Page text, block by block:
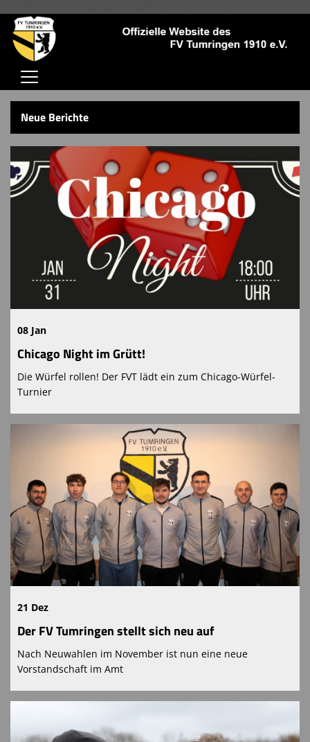
Home
Verein
Jugendschutz
Aktive
Kontaktformular
Sponsoren
Chicago-Night
Hallenturnier
Schiedsrichter
Narrencup
Neue Berichte
08 Jan
Chicago Night im Grütt!
Die Würfel rollen! Der FVT lädt ein zum Chicago-Würfel-
Turnier
21 Dez
Der FV Tumringen stellt sich neu auf
Nach Neuwahlen im November ist nun eine neue
Vorstandschaft im Amt